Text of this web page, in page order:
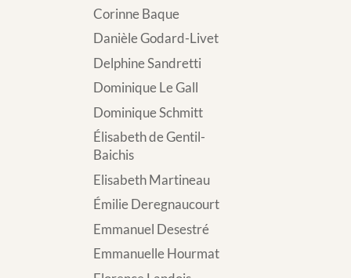
Corinne Baque
Danièle Godard-Livet
Delphine Sandretti
Dominique Le Gall
Dominique Schmitt
Élisabeth de Gentil-
Baichis
Elisabeth Martineau
Émilie Deregnaucourt
Emmanuel Desestré
Emmanuelle Hourmat